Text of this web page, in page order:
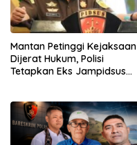
Mantan Petinggi Kejaksaan
Dijerat Hukum, Polisi
Tetapkan Eks Jampidsus